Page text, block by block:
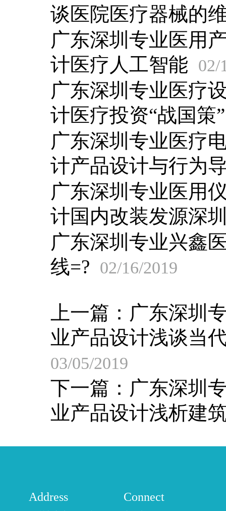
谈医院医疗器械的
广东深圳专业医用
计医疗人工智能 02/
广东深圳专业医疗
计医疗投资“战国策
广东深圳专业医疗
计产品设计与行为
广东深圳专业医用
计国内改装发源深
广东深圳专业兴鑫
线=? 02/16/2019
上一篇： 广东深圳
业产品设计浅谈当
03/05/2019
下一篇： 广东深圳
业产品设计浅析建
Address Connect